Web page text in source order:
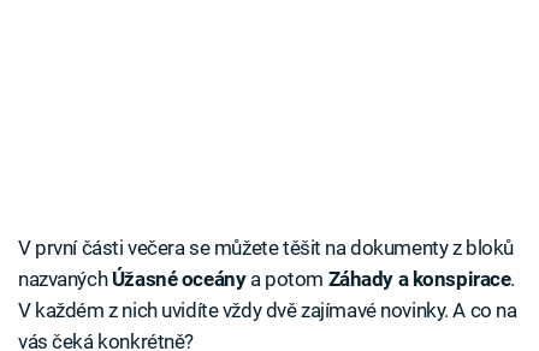
V první části večera se můžete těšit na dokumenty z bloků
nazvaných Úžasné oceánya potom Záhady a konspirace.
V každém z nich uvidíte vždy dvě zajímavé novinky. A co na
vás čeká konkrétně?